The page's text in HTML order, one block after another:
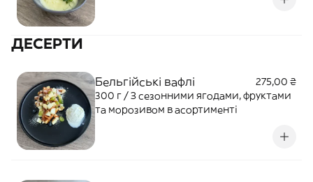
ДЕСЕРТИ
Бельгійські вафлі
275,00 ₴
300 г / З сезонними ягодами, фруктами
та морозивом в асортименті